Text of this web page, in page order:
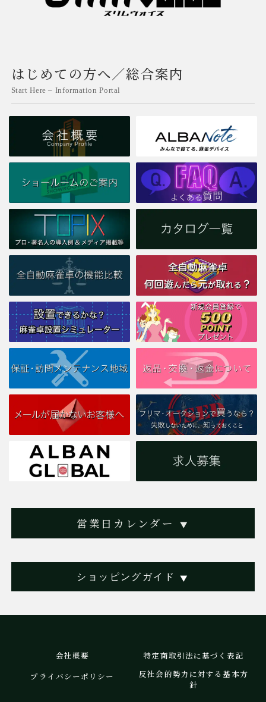
はじめての方へ／総合案内
Start Here – Information Portal
営業日カレンダー ▼
ショッピングガイド ▼
会社概要
特定商取引法に基づく表記
プライバシーポリシー
反社会的勢力に対する基本方
針